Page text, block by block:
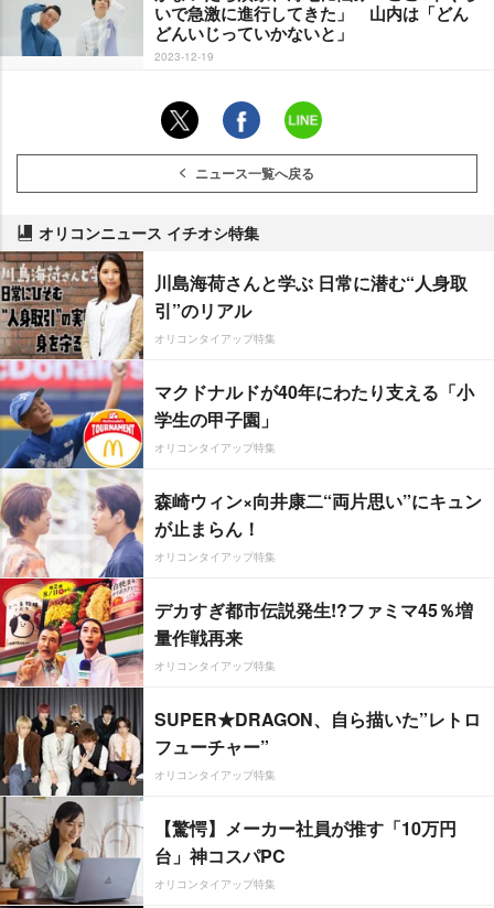
いで急激に進行してきた」 山内は「どん
どんいじっていかないと」
2023-12-19
ニュース一覧へ戻る
オリコンニュース イチオシ特集
川島海荷さんと学ぶ 日常に潜む“人身取
引”のリアル
オリコンタイアップ特集
マクドナルドが40年にわたり支える「小
学生の甲子園」
オリコンタイアップ特集
森崎ウィン×向井康二“両片思い”にキュン
が止まらん！
オリコンタイアップ特集
デカすぎ都市伝説発生!?ファミマ45％増
量作戦再来
オリコンタイアップ特集
SUPER★DRAGON、自ら描いた”レトロ
フューチャー”
オリコンタイアップ特集
【驚愕】メーカー社員が推す「10万円
台」神コスパPC
オリコンタイアップ特集